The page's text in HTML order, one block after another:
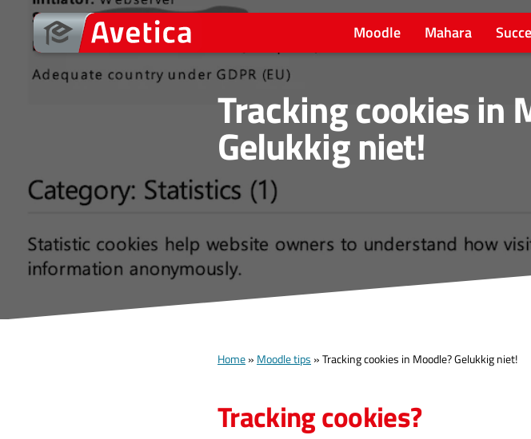
inhoud
Moodle Mahara
Tracking cookies in
Gelukkig niet!
Home» Moodle tips »Tracking cookies in Moodle? Gelukkig niet!
Tracking cookies?